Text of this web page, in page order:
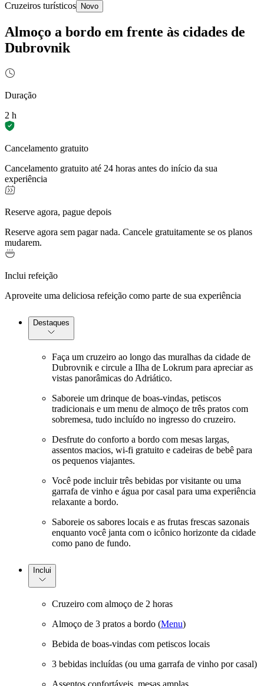
Cruzeiros turísticos Novo
Almoço a bordo em frente às cidades de
Dubrovnik
Duração
2 h
Cancelamento gratuito
Cancelamento gratuito até 24 horas antes do início da sua
experiência
Reserve agora, pague depois
Reserve agora sem pagar nada. Cancele gratuitamente se os planos
mudarem.
Inclui refeição
Aproveite uma deliciosa refeição como parte de sua experiência
Destaques
Faça um cruzeiro ao longo das muralhas da cidade de
Dubrovnik e circule a Ilha de Lokrum para apreciar as
vistas panorâmicas do Adriático.
Saboreie um drinque de boas-vindas, petiscos
tradicionais e um menu de almoço de três pratos com
sobremesa, tudo incluído no ingresso do cruzeiro.
Desfrute do conforto a bordo com mesas largas,
assentos macios, wi-fi gratuito e cadeiras de bebê para
os pequenos viajantes.
Você pode incluir três bebidas por visitante ou uma
garrafa de vinho e água por casal para uma experiência
relaxante a bordo.
Saboreie os sabores locais e as frutas frescas sazonais
enquanto você janta com o icônico horizonte da cidade
como pano de fundo.
Inclui
Cruzeiro com almoço de 2 horas
Almoço de 3 pratos a bordo (Menu)
Bebida de boas-vindas com petiscos locais
3 bebidas incluídas (ou uma garrafa de vinho por casal)